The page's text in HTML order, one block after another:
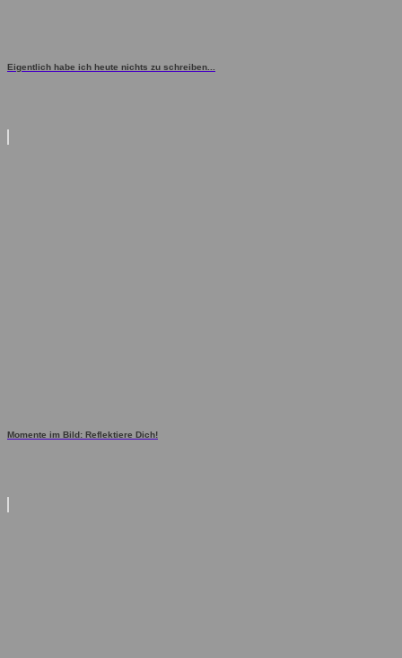
Eigentlich habe ich heute nichts zu schreiben...
Momente im Bild: Reflektiere Dich!